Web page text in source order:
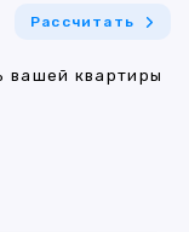
Рассчитать
вашей квартиры